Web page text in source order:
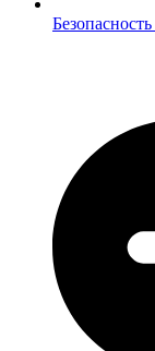
Безопасность